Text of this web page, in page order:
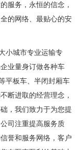
服务，永恒的信念，
的网络、最贴心的安
小城市专业运输专
业量身订做各种车
平板车、半闭封厢车
断进取的经营理念，
，我们致力于为您提
司注重提高服务质
誉和服务网络，客户